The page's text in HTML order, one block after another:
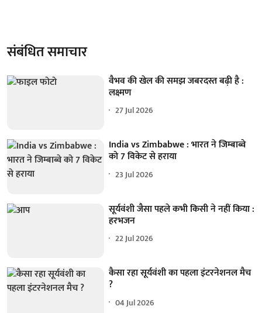
संबंधित समाचार
वैभव की खेल की समझ जबरदस्त बढ़ी है :
लक्ष्मण
27 Jul 2026
India vs Zimbabwe : भारत ने जिम्बाब्वे
को 7 विकेट से हराया
23 Jul 2026
सूर्यवंशी जैसा पहले कभी किसी ने नहीं किया :
हरभजन
22 Jul 2026
कैसा रहा सूर्यवंशी का पहला इंटरनेशनल मैच
?
04 Jul 2026